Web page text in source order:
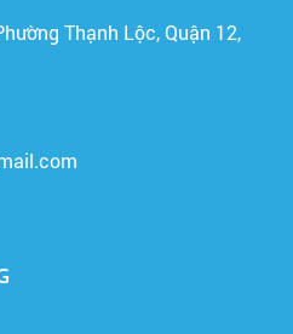
Thạnh Lộc, Quận 12,